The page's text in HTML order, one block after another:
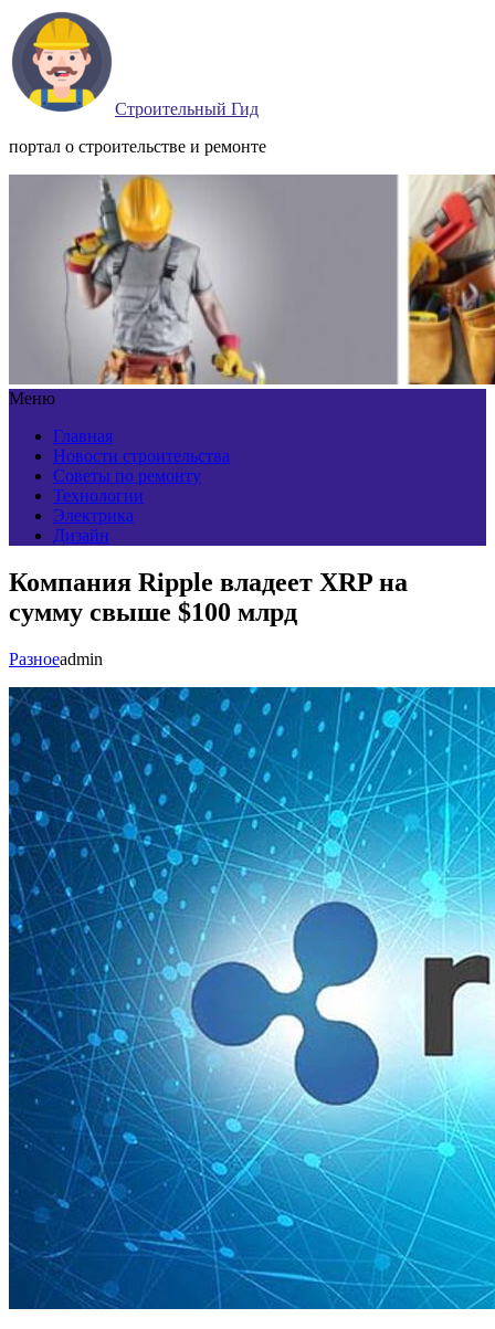
Строительный Гид
портал о строительстве и ремонте
Меню
Главная
Новости строительства
Советы по ремонту
Технологии
Электрика
Дизайн
Компания Ripple владеет XRP на
сумму свыше $100 млрд
Разноеadmin